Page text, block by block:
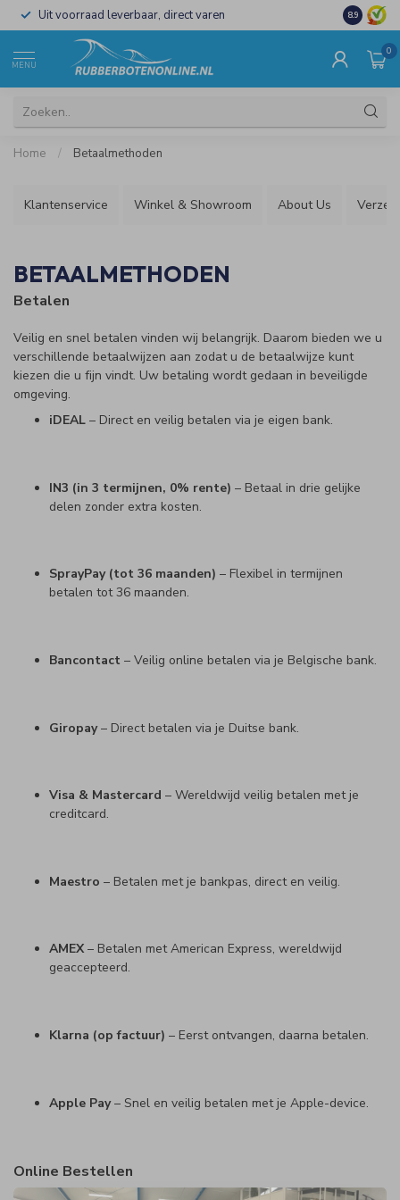
Uit voorraad leverbaar, direct varen Al 15 jaar
8.9
MENU
0
Home / Betaalmethoden
Klantenservice Winkel & Showroom About Us
BETAALMETHODEN
Betalen
Veilig en snel betalen vinden wij belangrijk. Daarom bieden we u
verschillende betaalwijzen aan zodat u de betaalwijze kunt
kiezen die u fijn vindt. Uw betaling wordt gedaan in beveiligde
omgeving.
iDEAL – Direct en veilig betalen via je eigen bank.
IN3 (in 3 termijnen, 0% rente) – Betaal in drie gelijke
delen zonder extra kosten.
SprayPay (tot 36 maanden) – Flexibel in termijnen
betalen tot 36 maanden.
Bancontact – Veilig online betalen via je Belgische bank.
Giropay– Direct betalen via je Duitse bank.
Visa & Mastercard – Wereldwijd veilig betalen met je
creditcard.
Maestro – Betalen met je bankpas, direct en veilig.
AMEX – Betalen met American Express, wereldwijd
geaccepteerd.
Klarna (op factuur) – Eerst ontvangen, daarna betalen.
Apple Pay– Snel en veilig betalen met je Apple-device.
Online Bestellen